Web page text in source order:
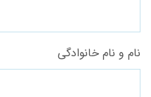
نام و نام خانوادگی